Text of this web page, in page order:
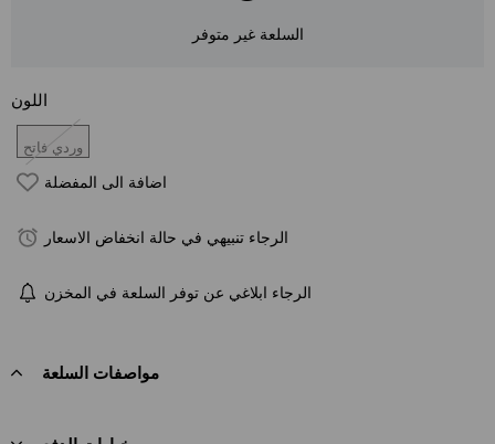
السلعة غير متوفر
اللون
وردي فاتح
اضافة الى المفضلة
الرجاء تنبيهي في حالة انخفاض الاسعار
الرجاء ابلاغي عن توفر السلعة في المخزن
مواصفات السلعة